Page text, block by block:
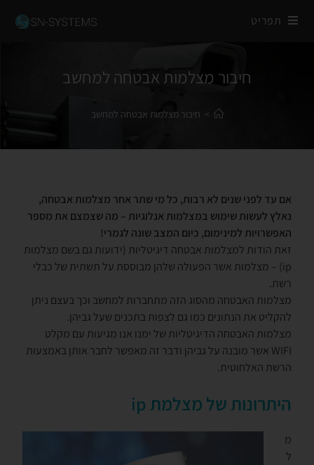
תפריט
חיבור מצלמות אבטחה למחשב
> חיבור מצלמות אבטחה למחשב
אם עד לפני שנים לא רבות, כל מי שתר אחר מצלמות אבטחה,
נאלץ לעשות שימוש במצלמות אנלוגיות – מה שצמצם את מספר
האפשרויות למינימום, כיום המצב שונה לגמרי!
זאת הודות למצלמות אבטחה דיגיטליות (ידועות גם בשם מצלמות
ip) – מצלמות אשר הפעולה שלהן מבוססת על תשתית של כבלי
רשת.
מצלמות האבטחה מהסוג הזה מתחברות למחשב וכך בעצם ניתן
להקליט את הנתונים כמו גם לצפות בתכנים שעל גביהן.
מצלמות האבטחה הדיגיטליות של ימנו אנו מגיעות עם מקלט
WIFI אשר מובנה על גביהן ודבר זה מאפשר לחבר אותן באמצעות
הרשת האלחוטית.
היתרונות של מצלמת ip
מ
ל